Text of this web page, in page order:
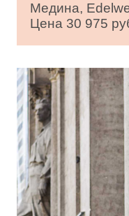
Медина,
Цена 30 975